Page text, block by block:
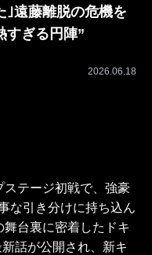
｣遠藤離脱の危機を
すぎる円陣”
2026.06.18
テージ初戦で、強豪
な引き分けに持ち込ん
台裏に密着したドキ
話が公開され、新キ